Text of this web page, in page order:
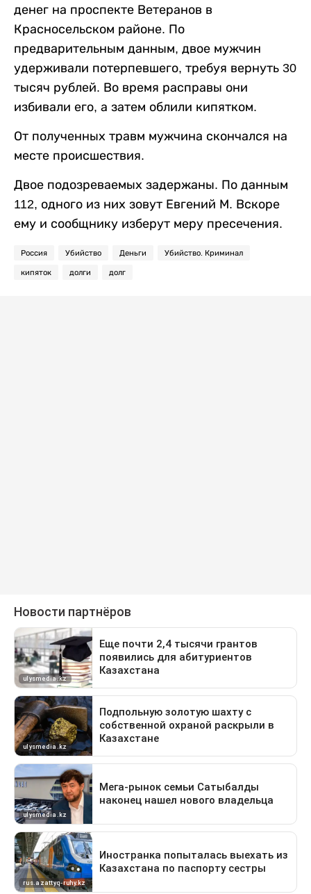
денег на проспекте Ветеранов в
Красносельском районе. По
предварительным данным, двое мужчин
удерживали потерпевшего, требуя вернуть 30
тысяч рублей. Во время расправы они
избивали его, а затем облили кипятком.
От полученных травм мужчина скончался на
месте происшествия.
Двое подозреваемых задержаны. По данным
112, одного из них зовут Евгений М. Вскоре
ему и сообщнику изберут меру пресечения.
Россия Убийство Деньги Убийство. Криминал
кипяток долги долг